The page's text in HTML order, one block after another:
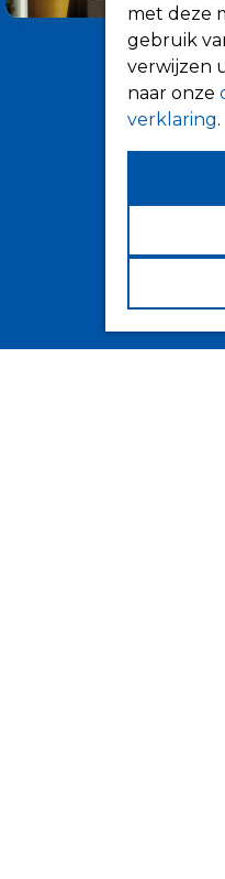
met deze
gebruik
verwijzen
naar onze
verklaring.